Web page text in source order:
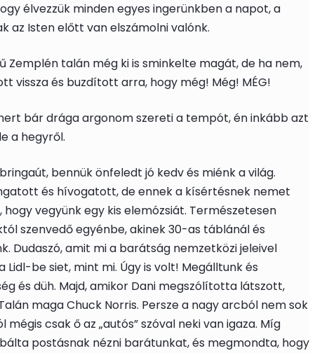
élvezzük minden egyes ingerünkben a napot, a
az Isten előtt van elszámolni valónk.
Zemplén talán még ki is sminkelte magát, de ha nem,
vissza és buzdított arra, hogy még! Még! MÉG!
bár drága argonom szereti a tempót, én inkább azt
a hegyről.
bennük önfeledt jó kedv és miénk a világ.
és hívogatott, de ennek a kísértésnek nemet
vegyünk egy kis elemózsiát. Természetesen
szenvedő egyénbe, akinek 30-as táblánál és
Dudaszó, amit mi a barátság nemzetközi jeleivel
be siet, mint mi. Úgy is volt! Megálltunk és
és düh. Majd, amikor Dani megszólította látszott,
maga Chuck Norris. Persze a nagy arcból nem sok
csak ő az „autós” szóval neki van igaza. Míg
postásnak nézni barátunkat, és megmondta, hogy